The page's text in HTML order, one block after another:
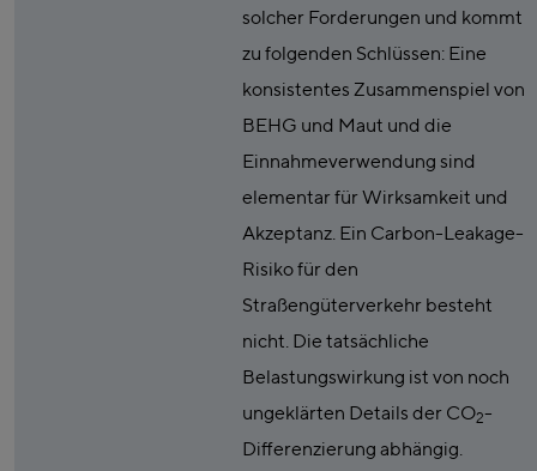
solcher Forderungen und kommt
zu folgenden Schlüssen: Eine
konsistentes Zusammenspiel von
BEHG und Maut und die
Einnahmeverwendung sind
elementar für Wirksamkeit und
Akzeptanz. Ein Carbon-Leakage-
Risiko für den
Straßengüterverkehr besteht
nicht. Die tatsächliche
Belastungswirkung ist von noch
ungeklärten Details der CO2-
Differenzierung abhängig.